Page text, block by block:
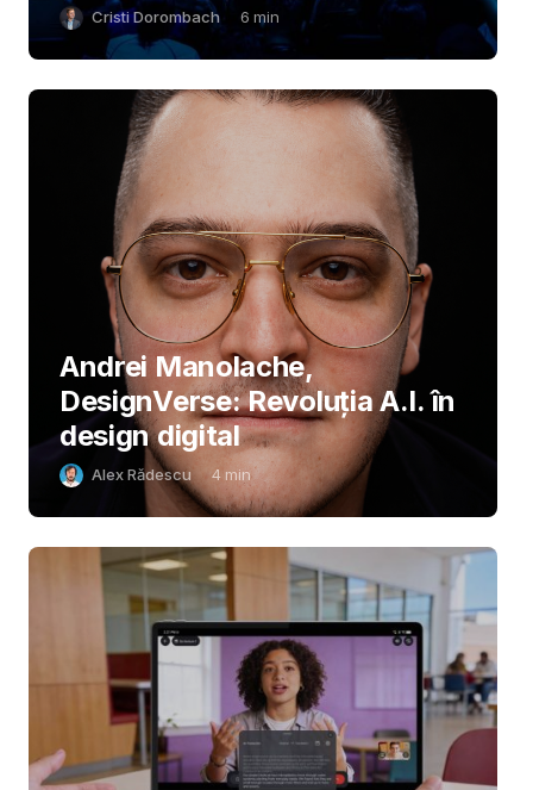
Cristi Dorombach 6 min
Andrei Manolache,
DesignVerse: Revoluția A.I. în
design digital
Alex Rădescu 4 min